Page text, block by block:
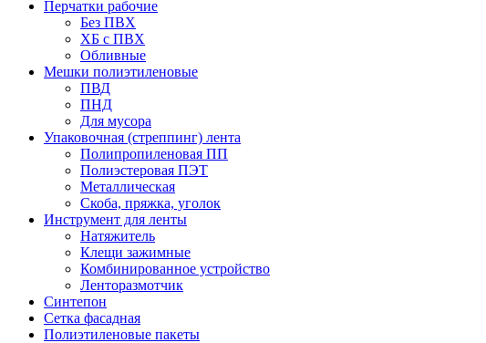
Перчатки рабочие
Без ПВХ
ХБ с ПВХ
Обливные
Мешки полиэтиленовые
ПВД
ПНД
Для мусора
Упаковочная (стреппинг) лента
Полипропиленовая ПП
Полиэстеровая ПЭТ
Металлическая
Скоба, пряжка, уголок
Инструмент для ленты
Натяжитель
Клещи зажимные
Комбинированное устройство
Ленторазмотчик
Синтепон
Сетка фасадная
Полиэтиленовые пакеты